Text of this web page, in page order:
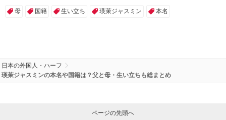
母 国籍 生い立ち 瑛茉ジャスミン 本名
日本の外国人・ハーフ
瑛茉ジャスミンの本名や国籍は？父と母・生い立ちも総まとめ
ページの先頭へ